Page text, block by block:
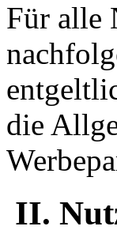
Für alle
die
II.